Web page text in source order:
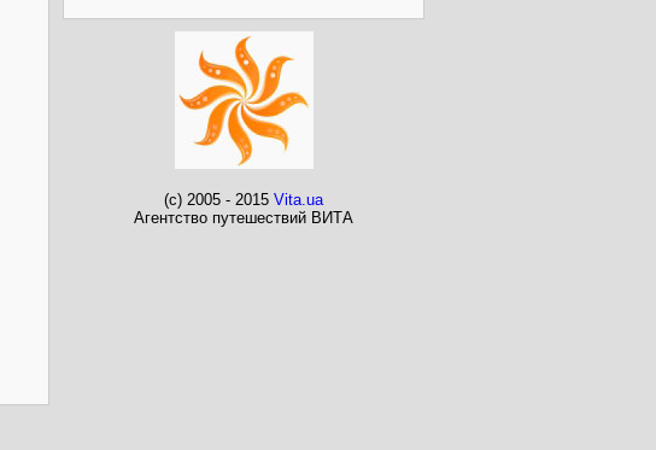
(c) 2005 - 2015 Vita.ua
Агентство путешествий ВИТА